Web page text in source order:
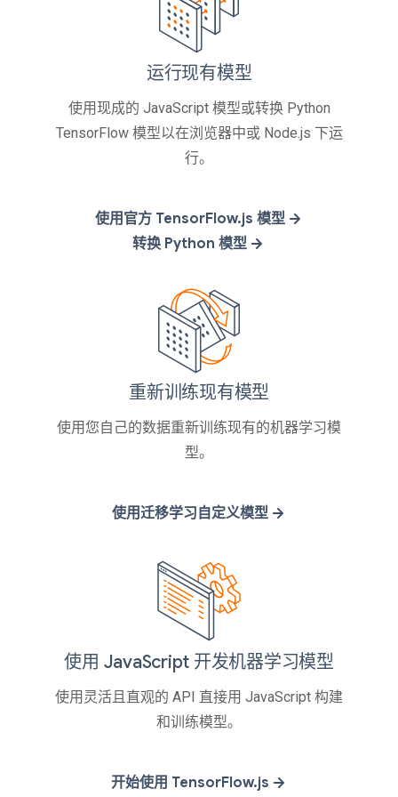
运行现有模型
使用现成的 JavaScript 模型或转换 Python
TensorFlow 模型以在浏览器中或 Node.js 下运
行。
使用官方 TensorFlow.js 模型
转换 Python 模型
重新训练现有模型
使用您自己的数据重新训练现有的机器学习模
型。
使用迁移学习自定义模型
使用 JavaScript 开发机器学习模型
使用灵活且直观的 API 直接用 JavaScript 构建
和训练模型。
开始使用 TensorFlow.js